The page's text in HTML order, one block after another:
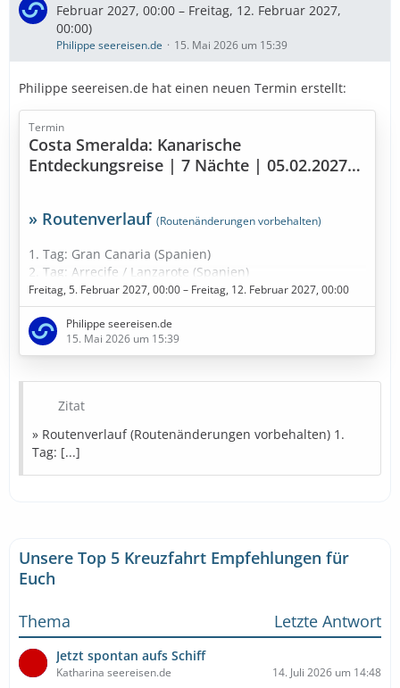
Februar 2027, 00:00 – Freitag, 12. Februar 2027,
00:00)
Philippe seereisen.de 15. Mai 2026 um 15:39
Philippe seereisen.de hat einen neuen Termin erstellt:
Termin
Costa Smeralda: Kanarische
Entdeckungsreise | 7 Nächte | 05.02.2027
» Routenverlauf (Routenänderungen vorbehalten)
1. Tag: Gran Canaria (Spanien)
2. Tag: Arrecife / Lanzarote (Spanien)
3. Tag: Santa Cruz de Tenerife (Spanien)
4. Tag: Santa Cruz de Tenerife (Spanien)
5. Tag: Fuerteventura (Spanien)
6. Tag: Seetag
8. Tag: Am dunkelsten Punkt im Kanarische Meernien
(Spanien)
9. Tag: Gran Canaria (Spanien)
» Bestpreise in Sicht
Ausflugstipps …
Freitag, 5. Februar 2027, 00:00 – Freitag, 12. Februar 2027, 00:00
Philippe seereisen.de
15. Mai 2026 um 15:39
Zitat
» Routenverlauf (Routenänderungen vorbehalten) 1.
Tag: [...]
Unsere Top 5 Kreuzfahrt Empfehlungen für
Euch
Thema
Letzte Antwort
Jetzt spontan aufs Schiff
Katharina seereisen.de 14. Juli 2026 um 14:48